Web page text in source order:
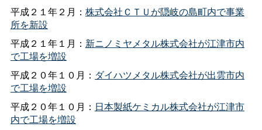
平成２１年２月： 株式会社ＣＴＵが隠岐の島町内で事業
所を新設
平成２１年１月： 新ニノミヤメタル株式会社が江津市内
で工場を増設
平成２０年１０月： ダイハツメタル株式会社が出雲市内
で工場を増設
平成２０年１０月： 日本製紙ケミカル株式会社が江津市
内で工場を増設